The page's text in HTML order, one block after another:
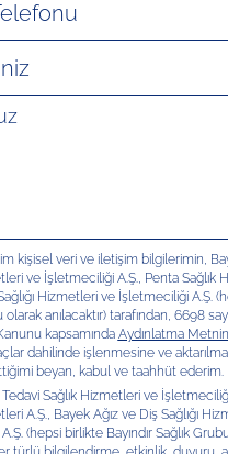
kişisel veri ve iletişim bilgilerimin,
ve İşletmeciliği A.Ş., Penta Sağlık
Hizmetleri ve İşletmeciliği A.Ş.
olarak anılacaktır) tarafından, 6698
kapsamında Aydınlatma
dahilinde işlenmesine ve
beyan, kabul ve taahhüt ederim.
Sağlık Hizmetleri ve
A.Ş., Bayek Ağız ve Diş Sağlığı
(hepsi birlikte Bayındır Sağlık